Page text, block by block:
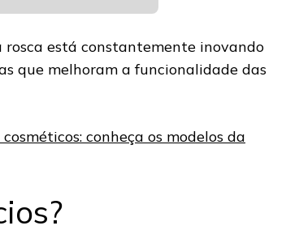
está constantemente inovando
que melhoram a funcionalidade das
conheça os modelos da